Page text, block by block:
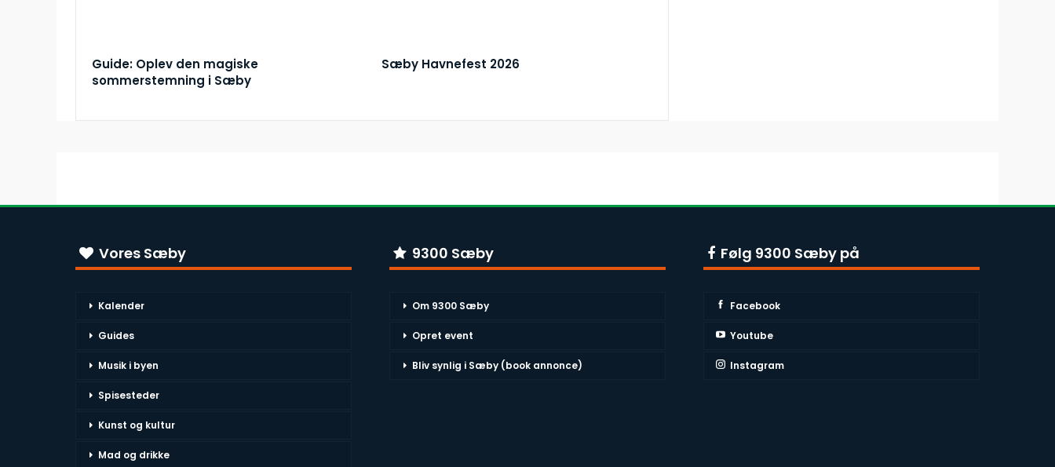
Guide: Oplev den magiske
sommerstemning i Sæby
Sæby Havnefest 2026
Vores Sæby
Kalender
Guides
Musik i byen
Spisesteder
Kunst og kultur
Mad og drikke
9300 Sæby
Om 9300 Sæby
Opret event
Bliv synlig i Sæby (book annonce)
Følg 9300 Sæby på
Facebook
Youtube
Instagram